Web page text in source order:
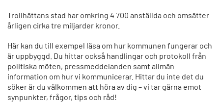
Trollhättans stad har omkring 4 700 anställda och omsätter
årligen cirka tre miljarder kronor.
Här kan du till exempel läsa om hur kommunen fungerar och
är uppbyggd. Du hittar också handlingar och protokoll från
politiska möten, pressmeddelanden samt allmän
information om hur vi kommunicerar. Hittar du inte det du
söker är du välkommen att höra av dig – vi tar gärna emot
synpunkter, frågor, tips och råd!